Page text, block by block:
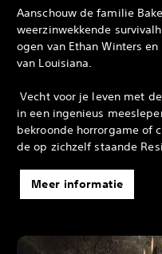
Aanschouw de familie
weerzinwekkende
ogen van Ethan Winters
van Louisiana.
Vecht voor je leven met
in een ingenieus
bekroonde horrorgame of
de op zichzelf staande
Meer informatie